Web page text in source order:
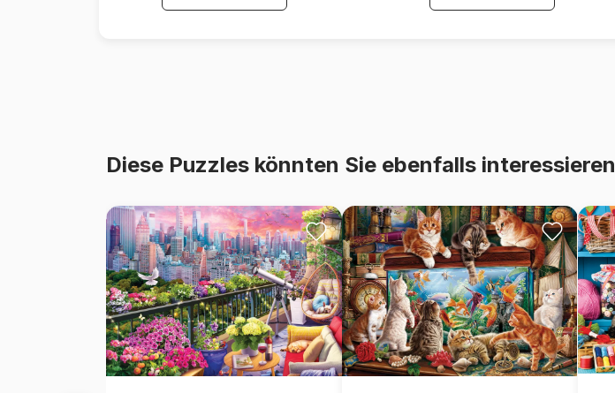
Diese Puzzles könnten Sie ebenfalls interessieren